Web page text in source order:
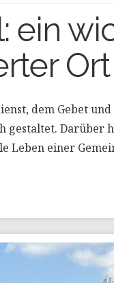
ein
Ort
dem Gebet
gestaltet. Darüber
Leben einer